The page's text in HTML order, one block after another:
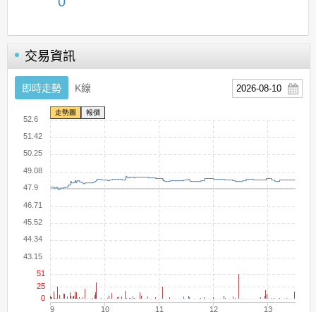
交易資訊
即時走勢 K線